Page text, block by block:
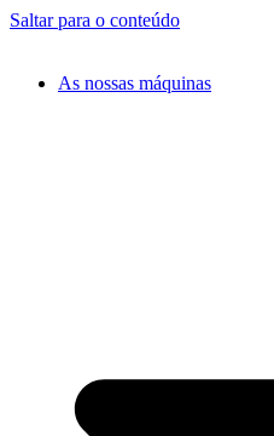
Saltar para o conteúdo
As nossas máquinas